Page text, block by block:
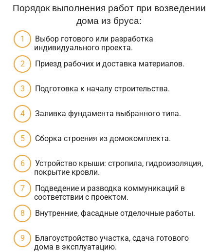
Порядок выполнения работ при возведении
дома из бруса:
Выбор готового или разработка
индивидуального проекта.
Приезд рабочих и доставка материалов.
Подготовка к началу строительства.
Заливка фундамента выбранного типа.
Сборка строения из домокомплекта.
Устройство крыши: стропила, гидроизоляция,
покрытие кровли.
Подведение и разводка коммуникаций в
соответствии с проектом.
Внутренние, фасадные отделочные работы.
Благоустройство участка, сдача готового
дома в эксплуатацию.